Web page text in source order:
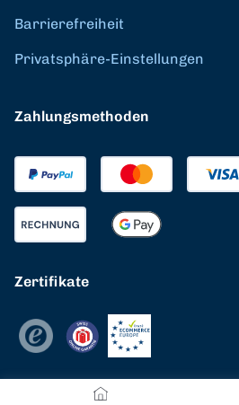
Barrierefreiheit
Privatsphäre-Einstellungen
Zahlungsmethoden
Zertifikate